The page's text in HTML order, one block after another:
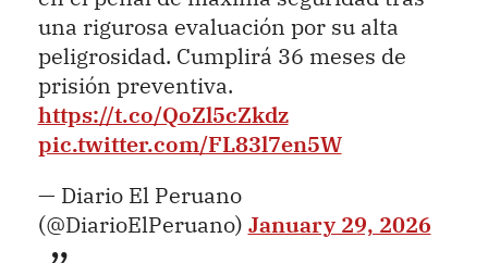
una rigurosa evaluación por su alta
peligrosidad. Cumplirá 36 meses de
prisión preventiva.
https://t.co/QoZl5cZkdz
pic.twitter.com/FL83l7en5W
— Diario El Peruano
(@DiarioElPeruano) January 29, 2026